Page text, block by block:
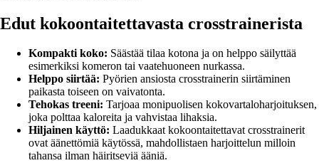
Edut kokoontaitettavasta crosstrainerista
Kompakti koko: Säästää tilaa kotona ja on helppo säilyttää
esimerkiksi komeron tai vaatehuoneen nurkassa.
Helppo siirtää: Pyörien ansiosta crosstrainerin siirtäminen
paikasta toiseen on vaivatonta.
Tehokas treeni: Tarjoaa monipuolisen kokovartaloharjoituksen,
joka polttaa kaloreita ja vahvistaa lihaksia.
Hiljainen käyttö: Laadukkaat kokoontaitettavat crosstrainerit
ovat äänettömiä käytössä, mahdollistaen harjoittelun milloin
tahansa ilman häiritseviä ääniä.